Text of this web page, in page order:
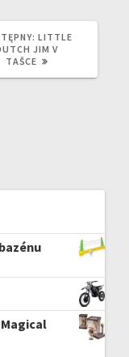
NASTĘPNY
WPIS:
LITTLE
JIM V
TAŠCE